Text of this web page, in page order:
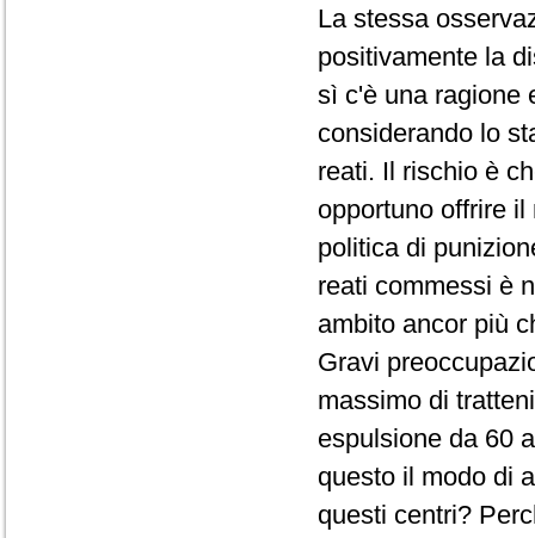
La stessa
positivamente la
sì c'è una ragione
considerando lo
reati. Il rischio è
opportuno offrire
politica di
reati commessi è
ambito ancor più
Gravi
massimo di
espulsione da 60
questo il modo di
questi centri?